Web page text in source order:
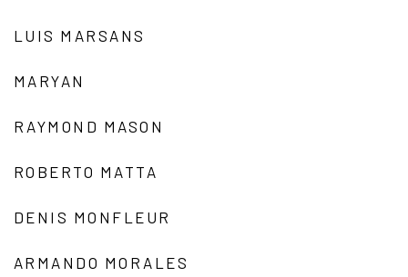
LUIS MARSANS
MARYAN
RAYMOND MASON
ROBERTO MATTA
DENIS MONFLEUR
ARMANDO MORALES